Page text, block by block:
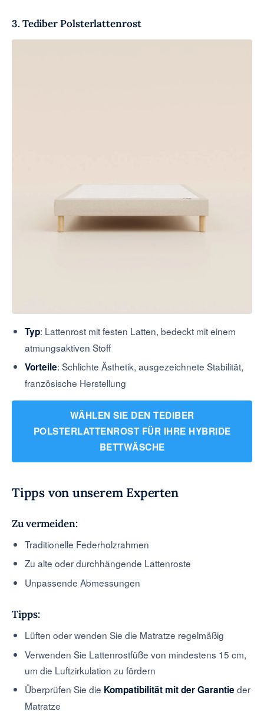
3. Tediber Polsterlattenrost
Typ: Lattenrost mit festen Latten, bedeckt mit einem
atmungsaktiven Stoff
Vorteile: Schlichte Ästhetik, ausgezeichnete Stabilität,
französische Herstellung
WÄHLEN SIE DEN TEDIBER
POLSTERLATTENROST FÜR IHRE HYBRIDE
BETTWÄSCHE
Tipps von unserem Experten
Zu vermeiden:
Traditionelle Federholzrahmen
Zu alte oder durchhängende Lattenroste
Unpassende Abmessungen
Tipps:
Lüften oder wenden Sie die Matratze regelmäßig
Verwenden Sie Lattenrostfüße von mindestens 15 cm,
um die Luftzirkulation zu fördern
Überprüfen Sie die Kompatibilität mit der Garantie der
Matratze